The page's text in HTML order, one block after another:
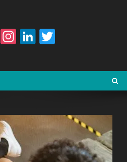
Facebook
Instagram
LinkedIn